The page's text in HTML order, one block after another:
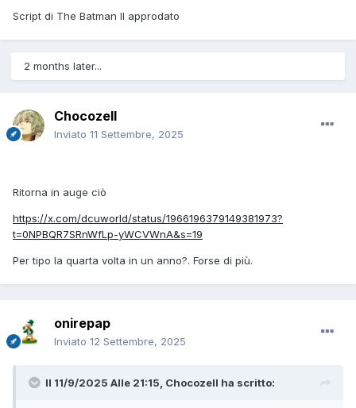
Script di The Batman II approdato
2 months later...
Chocozell
Inviato 11 Settembre, 2025
Ritorna in auge ciò
https://x.com/dcuworld/status/1966196379149381973?
t=0NPBQR7SRnWfLp-yWCVWnA&s=19
Per tipo la quarta volta in un anno?. Forse di più.
onirepap
Inviato 12 Settembre, 2025
Il 11/9/2025 Alle 21:15, Chocozell ha scritto: